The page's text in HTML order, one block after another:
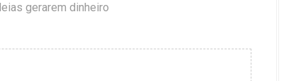
gerarem dinheiro